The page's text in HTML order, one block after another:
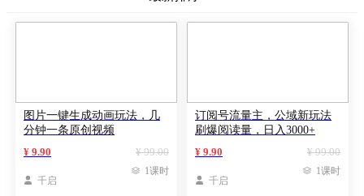
图片一键生成动画玩法，几
分钟一条原创视频
¥ 99.00
¥ 9.90
 千启
 1课时
订阅号流量主，公域新玩法
刷爆阅读量，日入3000+
¥ 99.00
¥ 9.90
 千启
 1课时